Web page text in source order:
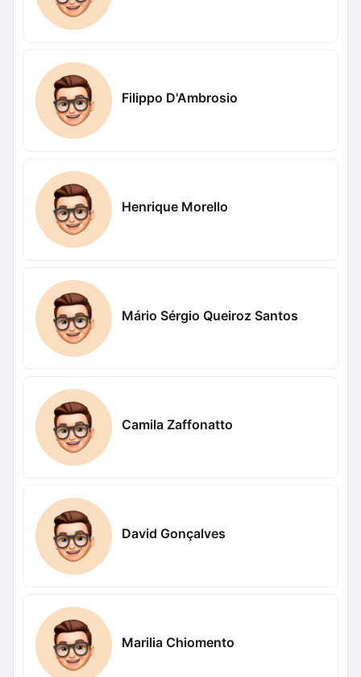
Filippo D'Ambrosio
Henrique Morello
Mário Sérgio Queiroz Santos
Camila Zaffonatto
David Gonçalves
Marilia Chiomento